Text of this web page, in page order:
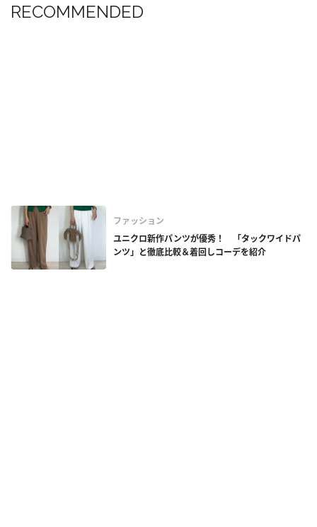
RECOMMENDED
ファッション
ユニクロ新作パンツが優秀！ 「タックワイドパ
ンツ」と徹底比較＆着回しコーデを紹介